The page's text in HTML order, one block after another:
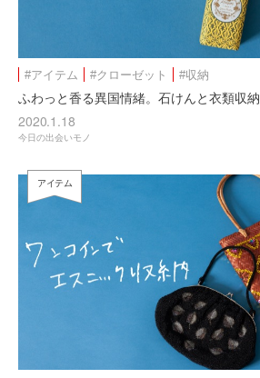
#アイテム #クローゼット #収納
ふわっと香る異国情緒。石けんと衣類収納
2020.1.18
今日の出会いモノ
アイテム